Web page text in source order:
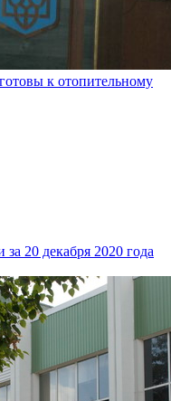
к отопительному
20 декабря 2020 года